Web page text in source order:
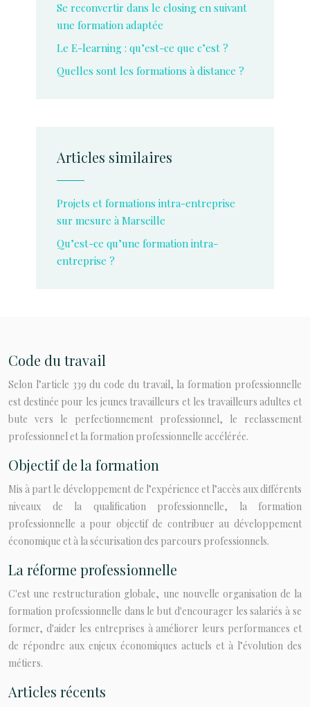
Se reconvertir dans le closing en suivant
une formation adaptée
Le E-learning : qu’est-ce que c’est ?
Quelles sont les formations à distance ?
Articles similaires
Projets et formations intra-entreprise
sur mesure à Marseille
Qu’est-ce qu’une formation intra-
entreprise ?
Code du travail
Selon l’article 339 du code du travail, la formation professionnelle
est destinée pour les jeunes travailleurs et les travailleurs adultes et
bute vers le perfectionnement professionnel, le reclassement
professionnel et la formation professionnelle accélérée.
Objectif de la formation
Mis à part le développement de l’expérience et l’accès aux différents
niveaux de la qualification professionnelle, la formation
professionnelle a pour objectif de contribuer au développement
économique et à la sécurisation des parcours professionnels.
La réforme professionnelle
C'est une restructuration globale, une nouvelle organisation de la
formation professionnelle dans le but d'encourager les salariés à se
former, d'aider les entreprises à améliorer leurs performances et
de répondre aux enjeux économiques actuels et à l’évolution des
métiers.
Articles récents